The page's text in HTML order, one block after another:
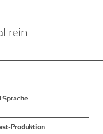
rein.
Sprache
Produktion